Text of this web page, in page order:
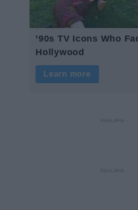
REKLAMA
REKLAMA